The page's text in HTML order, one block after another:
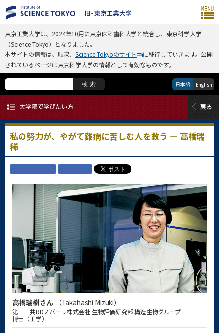
東京工業大学は、2024年10月に東京医科歯科大学と統合し、東京科学大学
（Science Tokyo）となりました。
本サイトの情報は、順次、 Science Tokyoのサイト
に移行していきます。公開
されているページは東京科学大学の情報として有効なものです。
検索 日本語 English
私の努力が、やがて難病に苦しむ人を救う — 高橋瑞
稀
高橋瑞樹さん （Takahashi Mizuki）
第一三共RDノバーレ株式会社 生物評価研究部 構造生物グループ
博士（工学）